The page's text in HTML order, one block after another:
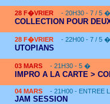
28 F�VRIER - 20H30 - 7 / 5 �
COLLECTION POUR
28 F�VRIER - 22H00 - 7 / 5 �
UTOPIANS
03 MARS - 21H30 - 5 �
IMPRO A LA CARTE >
04 MARS - 21H00 - ENTREE
JAM SESSION